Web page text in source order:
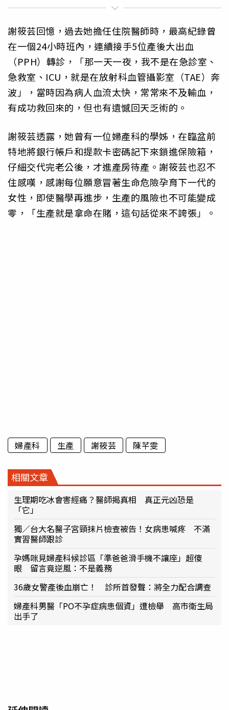
謝筱芸回憶，過去她擔任住院醫師時，最高紀錄曾
在一個24小時班內，連續接手5位產後大出血
（PPH）轉診，「那一天一夜，我不是在急診室、
急救室、ICU，就是在放射科血管攝影室（TAE）奔
波」，當時因為病人血流太快，常常來不及輸血，
有成功救回來的，但也有遺憾回天乏術的。
謝筱芸透露，她曾有一位婦產科的學姊，在臨盆前
特地將銀行帳戶和提款卡密碼記下來鎖進保險箱，
仔細交代完老公後，才進產房待產。謝筱芸也忍不
住感嘆，感謝每位願意冒著生命危險孕育下一代的
女性，即使醫學再進步，生產的風險也不可能變成
零，「生產就是拿命在賭，這句話從來不誇張」。
婦產科 生產 謝筱芸 陳芊雯
相關文章
生理期吃冰會害經痛？醫師揭真相 真正元凶恐是
「它」
獨／台大名醫子宮頸抹片檢查被告！女病患喊疼 不滿
實習醫師跟診
孕媽咪見婦產科候診區「準爸爸滑手機不讓座」超傻
眼 留言竟逆風：不是義務
36歲女警產後血崩亡！ 診所首發聲：將全力配合調查
婦產科男醫「PO不孕症病患個資」遭檢舉 高市衛生局
出手了